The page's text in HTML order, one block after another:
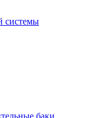
системы
баки